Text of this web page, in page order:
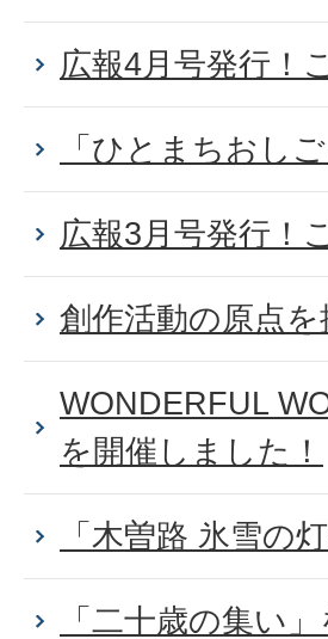
広報4月号発行！
「ひとまちおし
広報3月号発行！
創作活動の原点を
WONDERFUL
を開催しました！
「木曽路 氷雪の
「二十歳の集い